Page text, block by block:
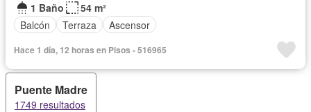
1 Baño
54 m²
Balcón
Terraza Ascensor
Hace 1 día, 12 horas en Pisos - 516965
Puente Madre
1749 resultados